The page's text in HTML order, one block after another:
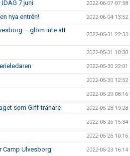
7 juni 2022-06-07 07:58
nya entrén! 2022-06-04 13:52
– glöm inte att
2022-05-31 22:33
2022-05-31 10:30
2022-05-30 22:01
2022-05-30 12:52
2022-05-29 08:16
som Giff-tränare 2022-05-28 19:28
2022-05-26 15:34
2022-05-26 10:16
Camp Ulvesborg 2022-05-23 16:14